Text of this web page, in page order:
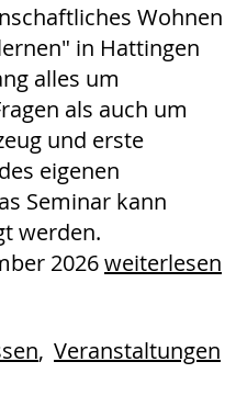
Wohnen
in Hattingen
alles um
als auch um
und erste
eigenen
Seminar kann
werden.
2026weiterlesen
Veranstaltungen